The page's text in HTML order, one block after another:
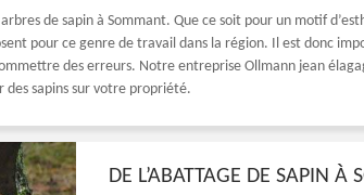
de sapin à Sommant. Que ce soit pour un motif
pour ce genre de travail dans la région. Il est donc
des erreurs. Notre entreprise Ollmann jean
sapins sur votre propriété.
DE L’ABATTAGE DE SAPIN À